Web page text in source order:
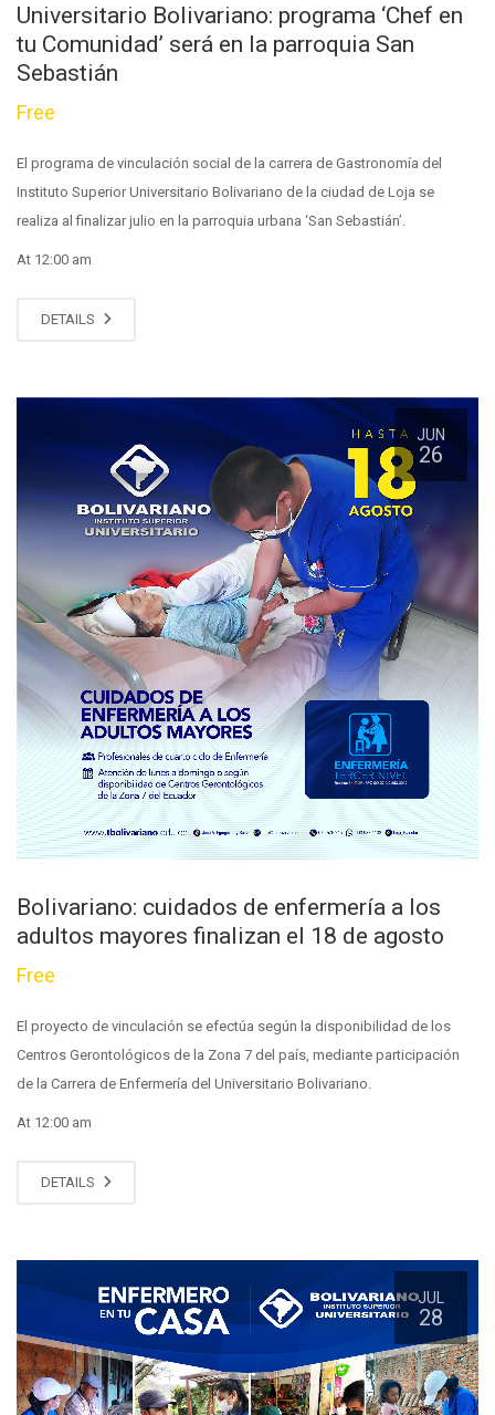
Universitario Bolivariano: programa ‘Chef en
tu Comunidad’ será en la parroquia San
Sebastián
Free
El programa de vinculación social de la carrera de Gastronomía del
Instituto Superior Universitario Bolivariano de la ciudad de Loja se
realiza al finalizar julio en la parroquia urbana ‘San Sebastián’.
At 12:00 am
DETAILS
JUN
26
Bolivariano: cuidados de enfermería a los
adultos mayores finalizan el 18 de agosto
Free
El proyecto de vinculación se efectúa según la disponibilidad de los
Centros Gerontológicos de la Zona 7 del país, mediante participación
de la Carrera de Enfermería del Universitario Bolivariano.
At 12:00 am
DETAILS
JUL
28